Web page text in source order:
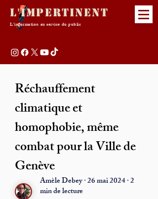
L'Impertinent
L'information au service du public
Réchauffement
climatique et
homophobie, même
combat pour la Ville de
Genève
Amèle Debey · 26 mai 2024 · 2
min de lecture